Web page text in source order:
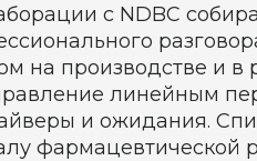
с NDBC
на производстве и
линейным
и ожидания.
фармацевтической